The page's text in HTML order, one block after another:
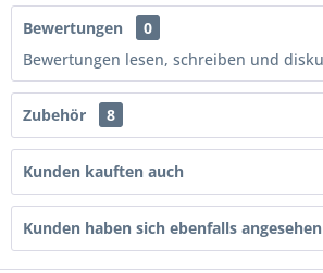
Bewertungen
0
Bewertungen lesen, schreiben und
Zubehör 8
Kunden kauften auch
Kunden haben sich ebenfalls angesehen